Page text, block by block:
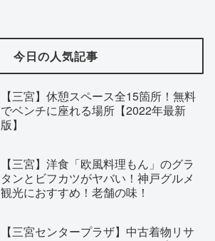
今日の人気記事
【三宮】休憩スペース全15箇所！無料
でベンチに座れる場所【2022年最新
版】
【三宮】洋食「欧風料理もん」のグラ
タンとビフカツがヤバい！神戸グルメ
観光におすすめ！老舗の味！
【三宮センタープラザ】中古着物リサ